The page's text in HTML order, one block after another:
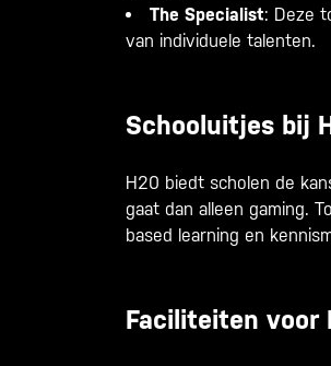
The Specialist: Deze
van individuele talenten.
Schooluitjes bij
H20 biedt scholen de
gaat dan alleen gaming.
based learning en
Faciliteiten voor